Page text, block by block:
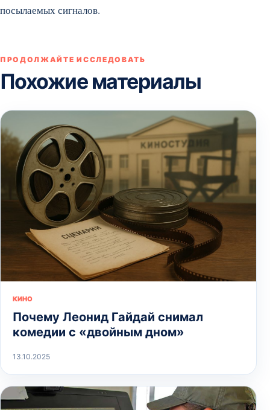
посылаемых сигналов.
ПРОДОЛЖАЙТЕ ИССЛЕДОВАТЬ
Похожие материалы
КИНО
Почему Леонид Гайдай снимал
комедии с «двойным дном»
13.10.2025